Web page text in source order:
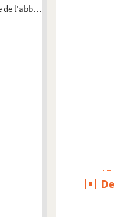
de l'abbaye et du bourg de